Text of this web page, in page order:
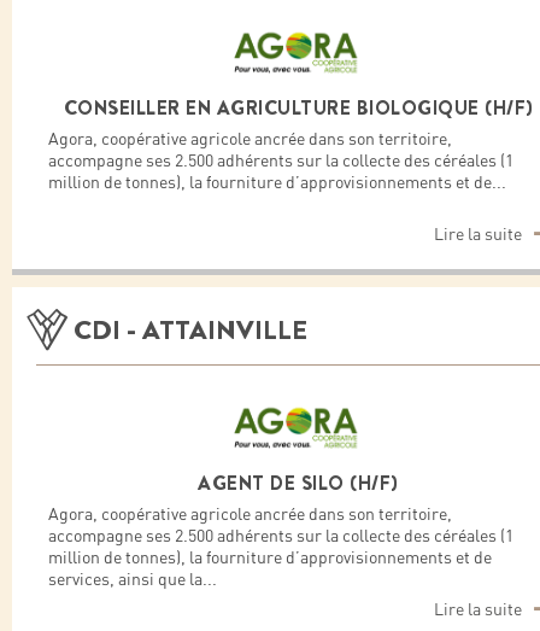
CONSEILLER EN AGRICULTURE BIOLOGIQUE (H/F)
Agora, coopérative agricole ancrée dans son territoire,
accompagne ses 2.500 adhérents sur la collecte des céréales (1
million de tonnes), la fourniture d’approvisionnements et de...
Lire la suite
CDI - ATTAINVILLE
AGENT DE SILO (H/F)
Agora, coopérative agricole ancrée dans son territoire,
accompagne ses 2.500 adhérents sur la collecte des céréales (1
million de tonnes), la fourniture d’approvisionnements et de
services, ainsi que la...
Lire la suite